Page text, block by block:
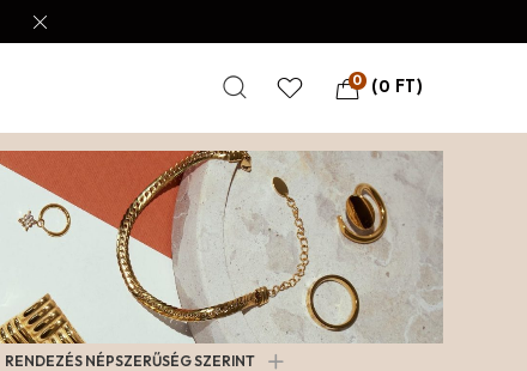
0 (0 FT )
RENDEZÉS NÉPSZERŰSÉG SZERINT